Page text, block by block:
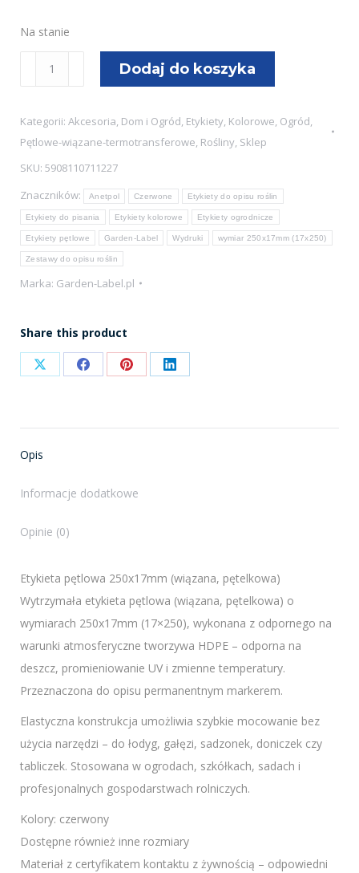
Na stanie
Etykiety
pętlowe
CZERWONE
250x17mm(17x250)
60szt
Dodaj do koszyka
Kategorii: Akcesoria, Dom i Ogród, Etykiety, Kolorowe, Ogród,
Pętlowe-wiązane-termotransferowe, Rośliny, Sklep
SKU: 5908110711227
Znaczników:
Anetpol Czerwone Etykiety do opisu roślin
Etykiety do pisania Etykiety kolorowe Etykiety ogrodnicze
Etykiety pętlowe Garden-Label Wydruki wymiar 250x17mm (17x250)
Zestawy do opisu roślin
Marka: Garden-Label.pl
Share this product
Share
X
Share
Facebook
Share
Pinterest
Share
LinkedIn
Opis
Informacje dodatkowe
Opinie (0)
Etykieta pętlowa 250x17mm (wiązana, pętelkowa)
Wytrzymała etykieta pętlowa (wiązana, pętelkowa) o
wymiarach 250x17mm (17×250), wykonana z odpornego na
warunki atmosferyczne tworzywa HDPE – odporna na
deszcz, promieniowanie UV i zmienne temperatury.
Przeznaczona do opisu permanentnym markerem.
Elastyczna konstrukcja umożliwia szybkie mocowanie bez
użycia narzędzi – do łodyg, gałęzi, sadzonek, doniczek czy
tabliczek. Stosowana w ogrodach, szkółkach, sadach i
profesjonalnych gospodarstwach rolniczych.
Kolory: czerwony
Dostępne również inne rozmiary
Materiał z certyfikatem kontaktu z żywnością – odpowiedni